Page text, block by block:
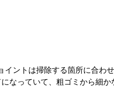
ントは掃除する箇所に合わ
なっていて、粗ゴミから細か